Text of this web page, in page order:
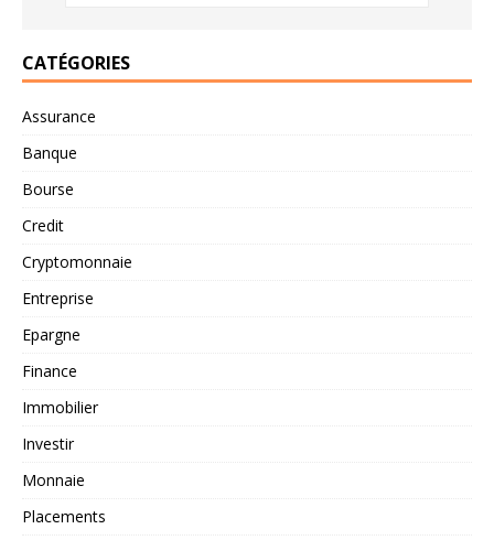
CATÉGORIES
Assurance
Banque
Bourse
Credit
Cryptomonnaie
Entreprise
Epargne
Finance
Immobilier
Investir
Monnaie
Placements